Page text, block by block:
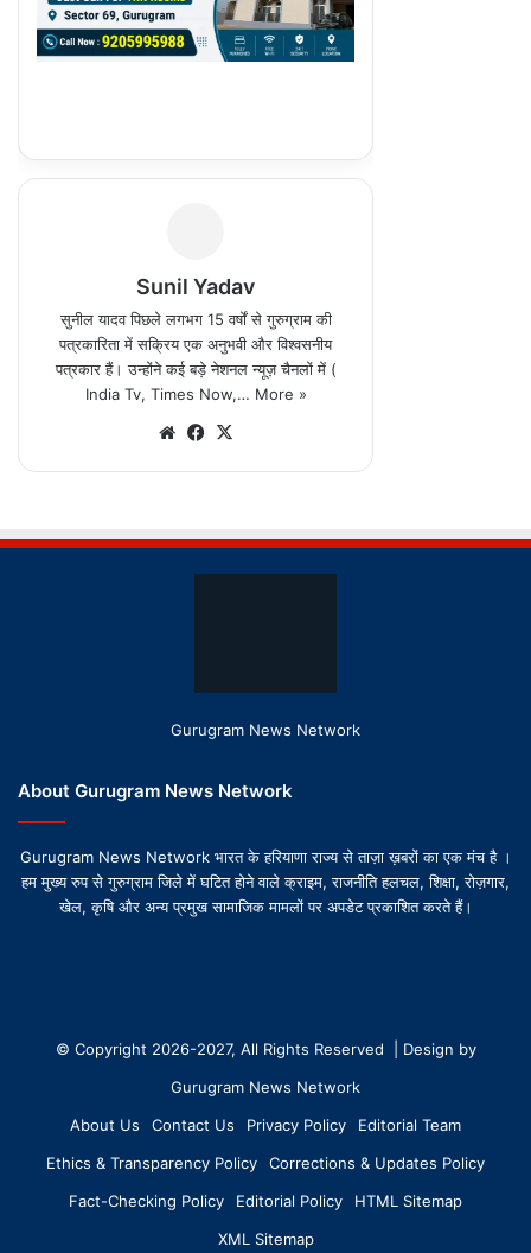
Gurugram News Network
About Gurugram News Network
Gurugram News Network भारत के हरियाणा राज्य से ताज़ा ख़बरों का एक मंच है ।
हम मुख्य रुप से गुरुग्राम जिले में घटित होने वाले क्राइम, राजनीति हलचल, शिक्षा, रोज़गार,
खेल, कृषि और अन्य प्रमुख सामाजिक मामलों पर अपडेट प्रकाशित करते हैं।
© Copyright 2026-2027, All Rights Reserved | Design by
Gurugram News Network
About Us
Contact Us Privacy Policy
Editorial Team
Ethics & Transparency Policy
Corrections & Updates Policy
Fact-Checking Policy
Editorial Policy
HTML Sitemap
XML Sitemap